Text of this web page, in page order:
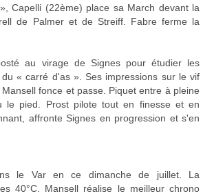
Capelli (22ème) place sa March devant la
de Palmer et de Streiff. Fabre ferme la
au virage de Signes pour étudier les
« carré d'as ». Ses impressions sur le vif
fonce et passe. Piquet entre à pleine
le pied. Prost pilote tout en finesse et en
affronte Signes en progression et s'en
le Var en ce dimanche de juillet. La
40°C. Mansell réalise le meilleur chrono